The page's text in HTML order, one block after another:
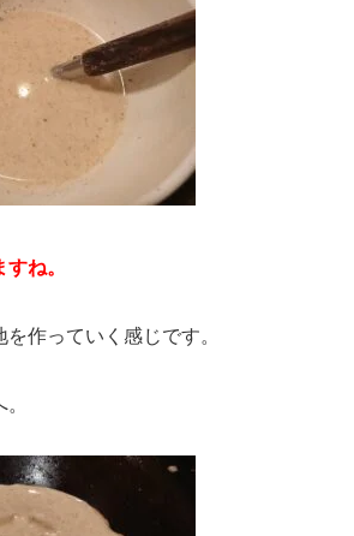
ね。
作っていく感じです。